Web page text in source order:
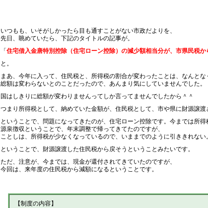
いつもも、いそがしかったら目も通すことがない市政だよりを、
先日、眺めていたら、下記のタイトルの記事が。
「 住宅借入金唐特別控除（住宅ローン控除）の減少額相当分が、市県民税か
と。
まあ、今年に入って、住民税と、所得税の割合が変わったことは、なんとな
総額は変わらないとのことだったので、あんまり気にしていませんでした。
国はしきりに総額が変わりませんってしか言ってませんでしたから＾＾
つまり所得税として、納めていた金額が、住民税として、市や県に財源譲渡
ということで、問題になってきたのが、住宅ローン控除です。今までは所得
源泉徴収ということで、年末調整で帰ってきてたのですが、
ことしは、所得税が少なくなっているので、いままでのように引ききれない。
ということで、財源譲渡した住民税から戻そうということみたいです。
ただ、注意が、今までは、現金が還付されてきていたのですが、
今回は、来年度の住民税から減額になるということです。
【制度の内容】